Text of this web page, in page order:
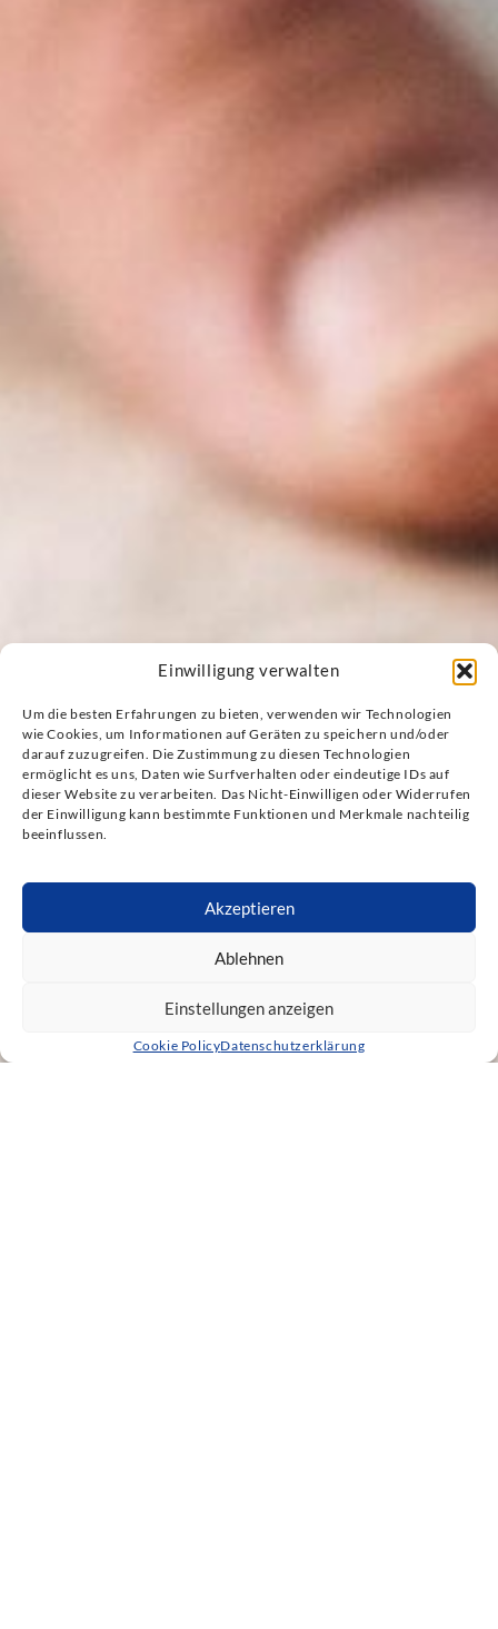
Einwilligung verwalten
Um die besten Erfahrungen zu bieten, verwenden wir Technologien
wie Cookies, um Informationen auf Geräten zu speichern und/oder
darauf zuzugreifen. Die Zustimmung zu diesen Technologien
ermöglicht es uns, Daten wie Surfverhalten oder eindeutige IDs auf
dieser Website zu verarbeiten. Das Nicht-Einwilligen oder Widerrufen
der Einwilligung kann bestimmte Funktionen und Merkmale nachteilig
beeinflussen.
Akzeptieren
Ablehnen
Einstellungen anzeigen
Cookie PolicyDatenschutzerklärung